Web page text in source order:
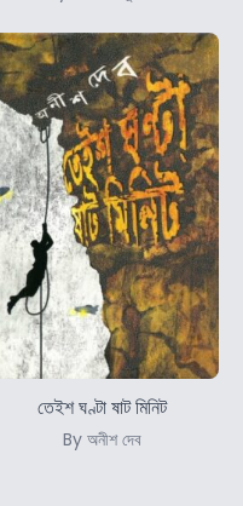
তেইশ ঘণ্টা ষাট মিনিট
By অনীশ দেব